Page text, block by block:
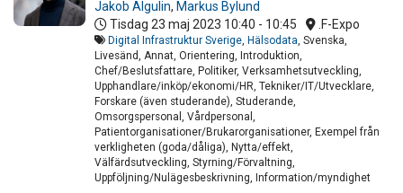
Jakob Algulin, Markus Bylund
Tisdag 23 maj 2023 10:40 - 10:45 .F-Expo
Digital Infrastruktur Sverige Hälsodata , Svenska,
Livesänd, Annat, Orientering, Introduktion,
Chef/Beslutsfattare, Politiker, Verksamhetsutveckling,
Upphandlare/inköp/ekonomi/HR, Tekniker/IT/Utvecklare,
Forskare (även studerande), Studerande,
Omsorgspersonal, Vårdpersonal,
Patientorganisationer/Brukarorganisationer, Exempel från
verkligheten (goda/dåliga), Nytta/effekt,
Välfärdsutveckling, Styrning/Förvaltning,
Uppföljning/Nulägesbeskrivning, Information/myndighet